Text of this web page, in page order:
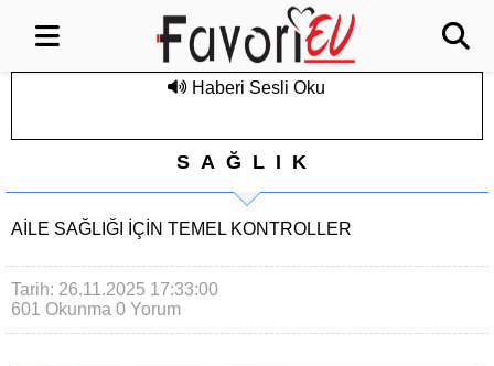
Haberi Sesli Oku
SAĞLIK
AILE SAĞLIĞI İÇIN TEMEL KONTROLLER
Tarih: 26.11.2025 17:33:00
601 Okunma 0 Yorum